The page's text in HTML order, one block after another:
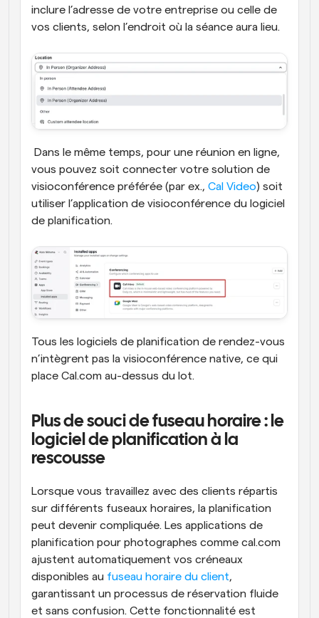
inclure l’adresse de votre entreprise ou celle de
vos clients, selon l’endroit où la séance aura lieu.
Dans le même temps, pour une réunion en ligne,
vous pouvez soit connecter votre solution de
visioconférence préférée (par ex., Cal Video) soit
utiliser l’application de visioconférence du logiciel
de planification.
Tous les logiciels de planification de rendez-vous
n’intègrent pas la visioconférence native, ce qui
place Cal.com au-dessus du lot.
Plus de souci de fuseau horaire : le
logiciel de planification à la
rescousse
Lorsque vous travaillez avec des clients répartis
sur différents fuseaux horaires, la planification
peut devenir compliquée. Les applications de
planification pour photographes comme cal.com
ajustent automatiquement vos créneaux
disponibles au fuseau horaire du client,
garantissant un processus de réservation fluide
et sans confusion. Cette fonctionnalité est